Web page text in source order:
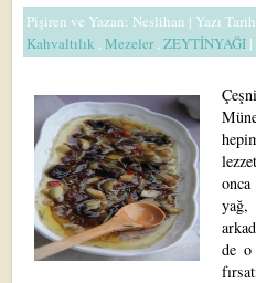
Pişiren ve Yazan: Neslihan | Yazı
Kahvaltılık ,Mezeler,ZEYTİNYAĞI |
yağ,
de o